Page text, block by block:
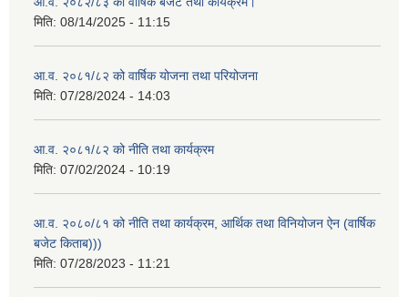
मिति: 08/14/2025 - 11:15
आ.व. २०८१/८२ को वार्षिक योजना तथा परियोजना
मिति: 07/28/2024 - 14:03
आ.व. २०८१/८२ को नीति तथा कार्यक्रम
मिति: 07/02/2024 - 10:19
आ.व. २०८०/८१ को नीति तथा कार्यक्रम, आर्थिक तथा विनियोजन ऐन (वार्षिक
बजेट किताब)))
मिति: 07/28/2023 - 11:21